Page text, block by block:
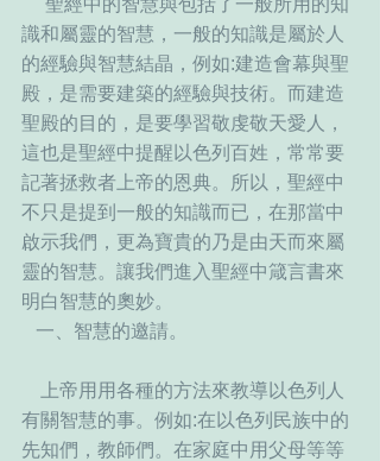
識和屬靈的智慧，一般的知識是屬於人
的經驗與智慧結晶，例如:建造會幕與聖
殿，是需要建築的經驗與技術。而建造
聖殿的目的，是要學習敬虔敬天愛人，
這也是聖經中提醒以色列百姓，常常要
記著拯救者上帝的恩典。所以，聖經中
不只是提到一般的知識而已，在那當中
啟示我們，更為寶貴的乃是由天而來屬
靈的智慧。讓我們進入聖經中箴言書來
明白智慧的奧妙。
   一、智慧的邀請。
有關智慧的事。例如:在以色列民族中的
先知們，教師們。在家庭中用父母等等